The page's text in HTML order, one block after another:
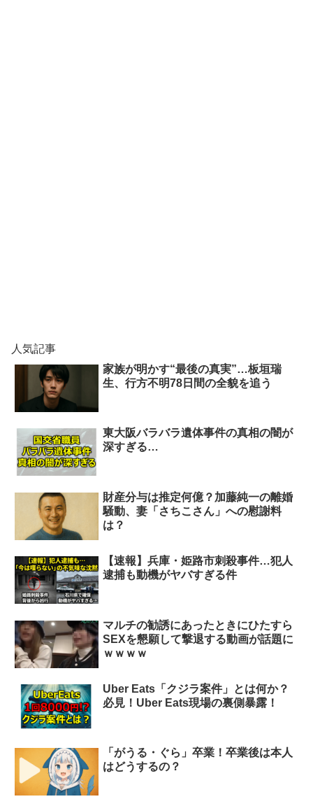
人気記事
家族が明かす“最後の真実”…板垣瑞
生、行方不明78日間の全貌を追う
東大阪バラバラ遺体事件の真相の闇が
深すぎる…
財産分与は推定何億？加藤純一の離婚
騒動、妻「さちこさん」への慰謝料
は？
【速報】兵庫・姫路市刺殺事件…犯人
逮捕も動機がヤバすぎる件
マルチの勧誘にあったときにひたすら
SEXを懇願して撃退する動画が話題に
ｗｗｗｗ
Uber Eats「クジラ案件」とは何か？
必見！Uber Eats現場の裏側暴露！
「がうる・ぐら」卒業！卒業後は本人
はどうするの？